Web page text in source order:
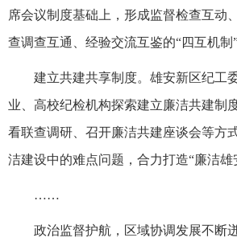
席会议制度基础上，形成监督检查互动
查调查互通、经验交流互鉴的“四互机制”
建立共建共享制度。雄安新区纪工
业、高校纪检机构探索建立廉洁共建制
看联查调研、召开廉洁共建座谈会等方
洁建设中的难点问题，合力打造“廉洁雄
……
政治监督护航，区域协调发展不断